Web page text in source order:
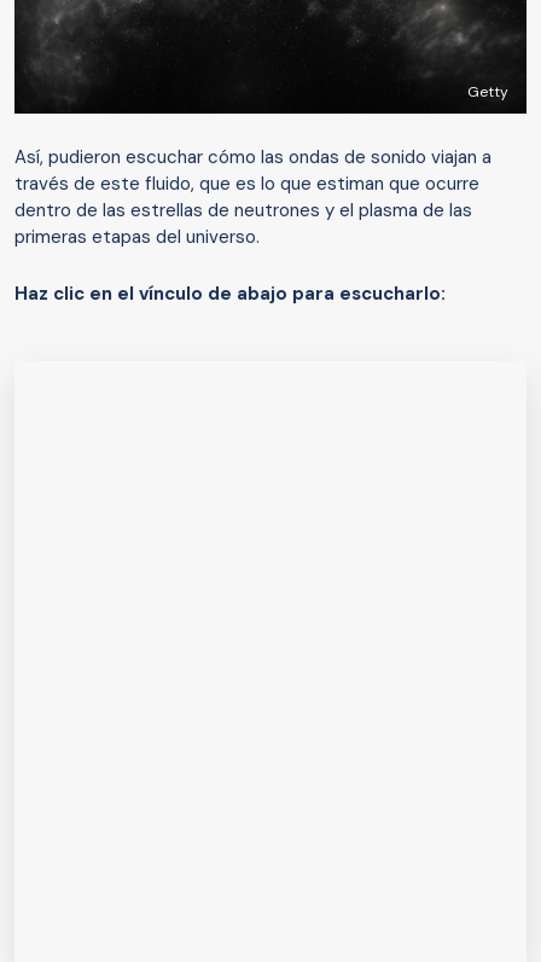
Getty
Así, pudieron escuchar cómo las ondas de sonido viajan a
través de este fluido, que es lo que estiman que ocurre
dentro de las estrellas de neutrones y el plasma de las
primeras etapas del universo.
Haz clic en el vínculo de abajo para escucharlo: